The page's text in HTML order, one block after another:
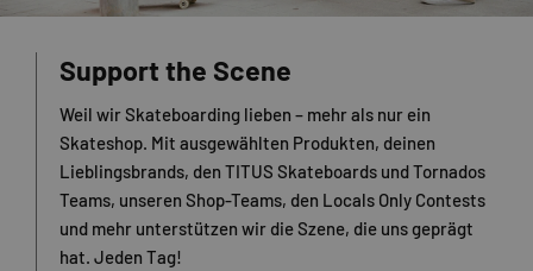
Support the Scene
Weil wir Skateboarding lieben – mehr als nur ein
Skateshop. Mit ausgewählten Produkten, deinen
Lieblingsbrands, den TITUS Skateboards und Tornados
Teams, unseren Shop-Teams, den Locals Only Contests
und mehr unterstützen wir die Szene, die uns geprägt
hat. Jeden Tag!